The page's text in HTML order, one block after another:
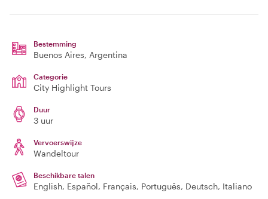
Bestemming
Buenos Aires, Argentina
Categorie
City Highlight Tours
Duur
3 uur
Vervoerswijze
Wandeltour
Beschikbare talen
English, Español, Français, Português, Deutsch, Italiano